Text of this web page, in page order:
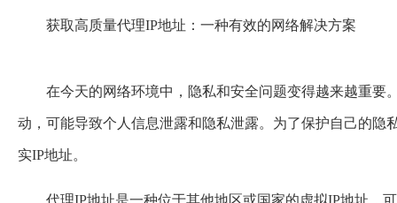
获取高质量代理IP地址：一种有效的网络解决方案
在今天的网络环境中，隐私和安全问题变得越来越重要
动，可能导致个人信息泄露和隐私泄露。为了保护自己的隐
实IP地址。
代理IP地址是一种位于其他地区或国家的虚拟IP地址，